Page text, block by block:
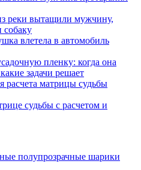
реки вытащили мужчину,
собаку
влетела в автомобиль
пленку: когда она
задачи решает
расчета матрицы судьбы
судьбы с расчетом и
полупрозрачные шарики